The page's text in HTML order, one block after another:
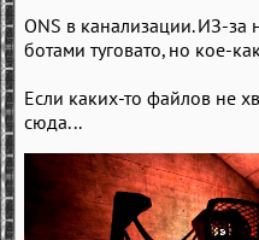
ONS в канализации. ИЗ-
ботами туговато, но кое-
Если каких-то файлов не
сюда...